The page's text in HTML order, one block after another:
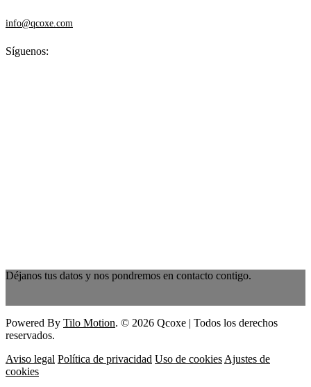
info@qcoxe.com
Síguenos:
Déjanos tus datos y nos pondremos en contacto contigo.
Powered By Tilo Motion. © 2026 Qcoxe | Todos los derechos
reservados.
Aviso legal Política de privacidad Uso de cookies Ajustes de
cookies